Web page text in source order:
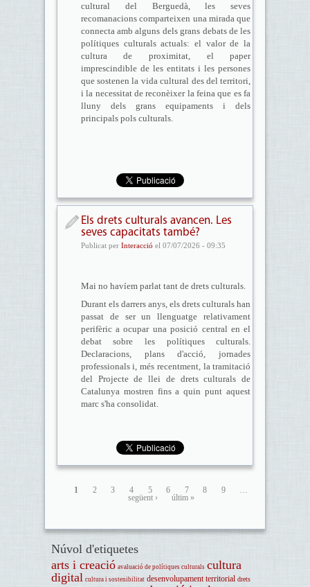
cultural del Berguedà, les seves
recomanacions comparteixen una mirada que
connecta amb alguns dels grans debats de les
polítiques culturals actuals: el valor de la
cultura de proximitat, el paper
imprescindible de les entitats i les persones
que sostenen la vida cultural des del territori,
i la necessitat de reconèixer la feina que es fa
lluny dels grans equipaments i dels
principals pols culturals.
Els drets culturals avancen. Les
seves capacitats també?
Publicat per Interacció el 07/07/2026 - 09:35
Mai no havíem parlat tant de drets culturals.
Durant els darrers anys, els drets culturals han
passat de ser un llenguatge relativament
perifèric a ocupar una posició central en el
debat sobre les polítiques culturals.
Declaracions, plans d'acció, jornades
professionals i, més recentment, la tramitació
del Projecte de llei de drets culturals de
Catalunya mostren fins a quin punt aquest
marc s'ha consolidat.
1 2 3 4 5 6 7 8 9
…
següent ›
últim »
Núvol d'etiquetes
arts i creació avaluació de polítiques culturals cultura
digital cultura i sostenibilitat desenvolupament territorial drets